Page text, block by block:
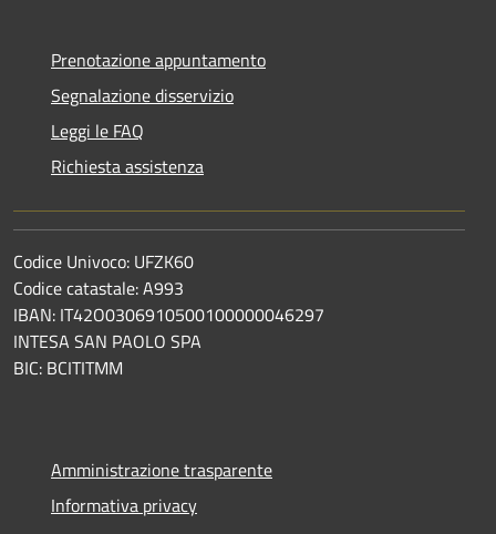
Prenotazione appuntamento
Segnalazione disservizio
Leggi le FAQ
Richiesta assistenza
Codice Univoco: UFZK60
Codice catastale: A993
IBAN: IT42O0306910500100000046297
INTESA SAN PAOLO SPA
BIC: BCITITMM
Amministrazione trasparente
Informativa privacy